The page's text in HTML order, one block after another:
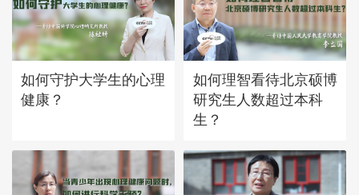
如何守护大学生的心理
健康？
如何理智看待北京硕博
研究生人数超过本科
生？